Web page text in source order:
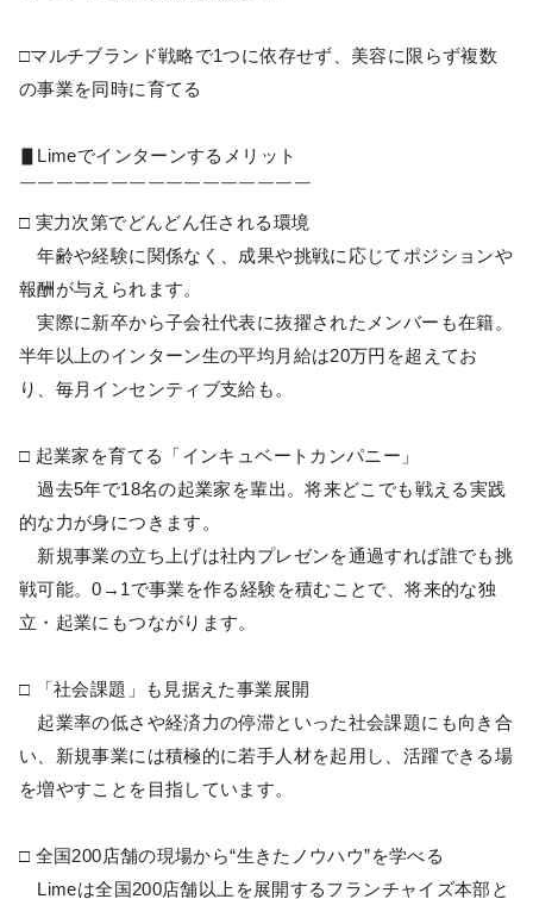
□マルチブランド戦略で1つに依存せず、美容に限らず複数
の事業を同時に育てる
▋Limeでインターンするメリット
￣￣￣￣￣￣￣￣￣￣￣￣￣￣￣￣
□ 実力次第でどんどん任される環境
年齢や経験に関係なく、成果や挑戦に応じてポジションや
報酬が与えられます。
実際に新卒から子会社代表に抜擢されたメンバーも在籍。
半年以上のインターン生の平均月給は20万円を超えてお
り、毎月インセンティブ支給も。
□ 起業家を育てる「インキュベートカンパニー」
過去5年で18名の起業家を輩出。将来どこでも戦える実践
的な力が身につきます。
新規事業の立ち上げは社内プレゼンを通過すれば誰でも挑
戦可能。0→1で事業を作る経験を積むことで、将来的な独
立・起業にもつながります。
□ 「社会課題」も見据えた事業展開
起業率の低さや経済力の停滞といった社会課題にも向き合
い、新規事業には積極的に若手人材を起用し、活躍できる場
を増やすことを目指しています。
□ 全国200店舗の現場から“生きたノウハウ”を学べる
Limeは全国200店舗以上を展開するフランチャイズ本部と